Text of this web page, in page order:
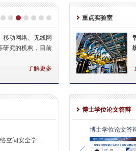
移动网络、无线网
研究的机构，目前
了解更多
了解更多
重点实验室
空间安全学…
博士学位论文答辩
博士学位论文答